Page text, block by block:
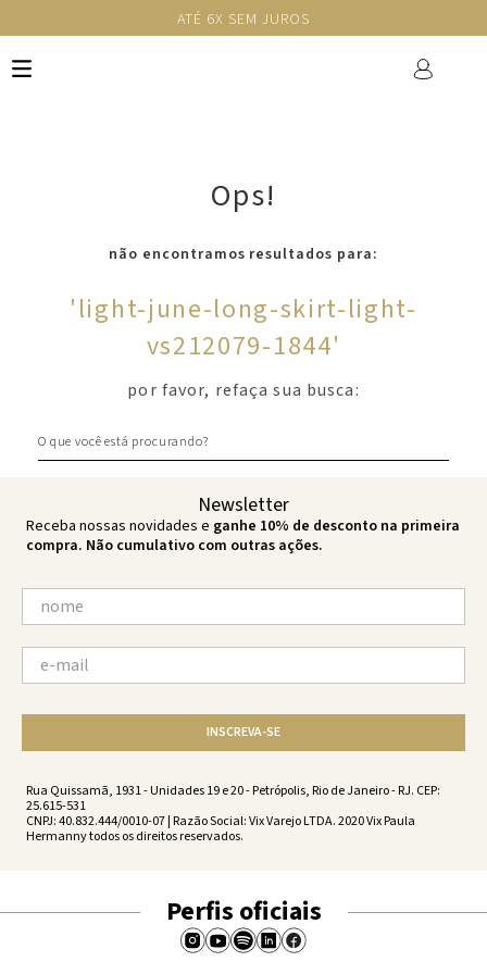
ATÉ 6X SEM JUROS
Ops!
não encontramos resultados para:
'light-june-long-skirt-light-
vs212079-1844'
por favor, refaça sua busca:
Newsletter
Receba nossas novidades e ganhe 10% de desconto na primeira
compra. Não cumulativo com outras ações.
INSCREVA-SE
Rua Quissamã, 1931 - Unidades 19 e 20 - Petrópolis, Rio de Janeiro - RJ. CEP:
25.615-531
CNPJ: 40.832.444/0010-07 | Razão Social: Vix Varejo LTDA. 2020 Vix Paula
Hermanny todos os direitos reservados.
Perfis oficiais